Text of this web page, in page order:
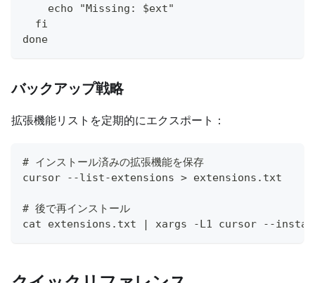
    echo "Missing: $ext"
  fi
done
バックアップ戦略
拡張機能リストを定期的にエクスポート：
# インストール済みの拡張機能を保存
cursor --list-extensions > extensions.txt
# 後で再インストール
cat extensions.txt | xargs -L1 cursor --